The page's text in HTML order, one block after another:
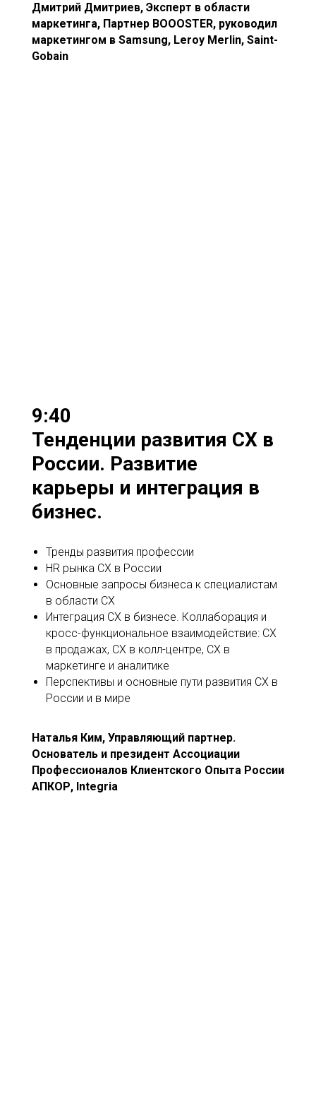
Дмитрий Дмитриев, Эксперт в области
маркетинга, Партнер BOОOSTER, руководил
маркетингом в Samsung, Leroy Merlin, Saint-
Gobain
9:40
Тенденции развития CX в
России. Развитие
карьеры и интеграция в
бизнес.
Тренды развития профессии
HR рынка CX в России
Основные запросы бизнеса к специалистам
в области CX
Интеграция CX в бизнесе. Коллаборация и
кросс-функциональное взаимодействие: CX
в продажах, CX в колл-центре, CX в
маркетинге и аналитике
Перспективы и основные пути развития CX в
России и в мире
Наталья Ким, Управляющий партнер.
Основатель и президент Ассоциации
Профессионалов Клиентского Опыта России
АПКОР, Integria